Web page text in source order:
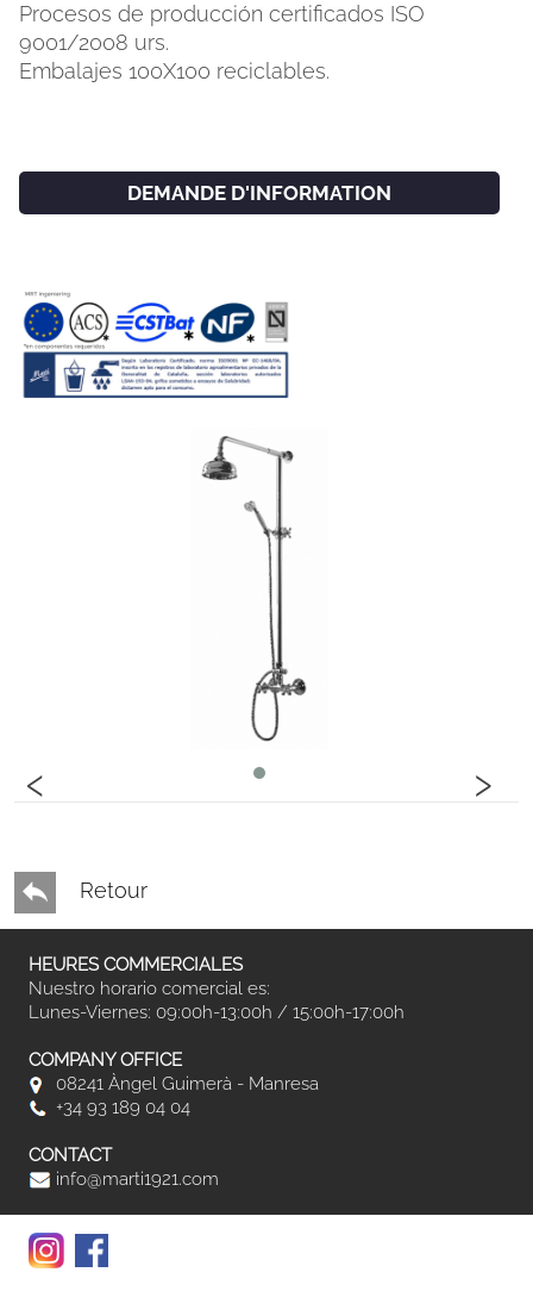
INSTAGRAM FACEBOOK
CAT ESP ENG
‹ ›
Procesos de producción certificados ISO
9001/2008 urs.
Embalajes 100X100 reciclables.
DEMANDE D'INFORMATION
Retour
HEURES COMMERCIALES
Nuestro horario comercial es:
Lunes-Viernes: 09:00h-13:00h / 15:00h-17:00h
COMPANY OFFICE
08241 Àngel Guimerà - Manresa
+34 93 189 04 04
CONTACT
info@marti1921.com